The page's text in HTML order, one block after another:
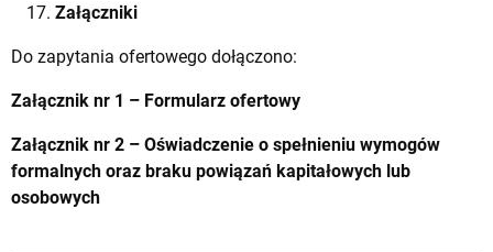
Załączniki
Do zapytania ofertowego dołączono:
Załącznik nr 1 – Formularz ofertowy
Załącznik nr 2 – Oświadczenie o spełnieniu wymogów
formalnych oraz braku powiązań kapitałowych lub
osobowych